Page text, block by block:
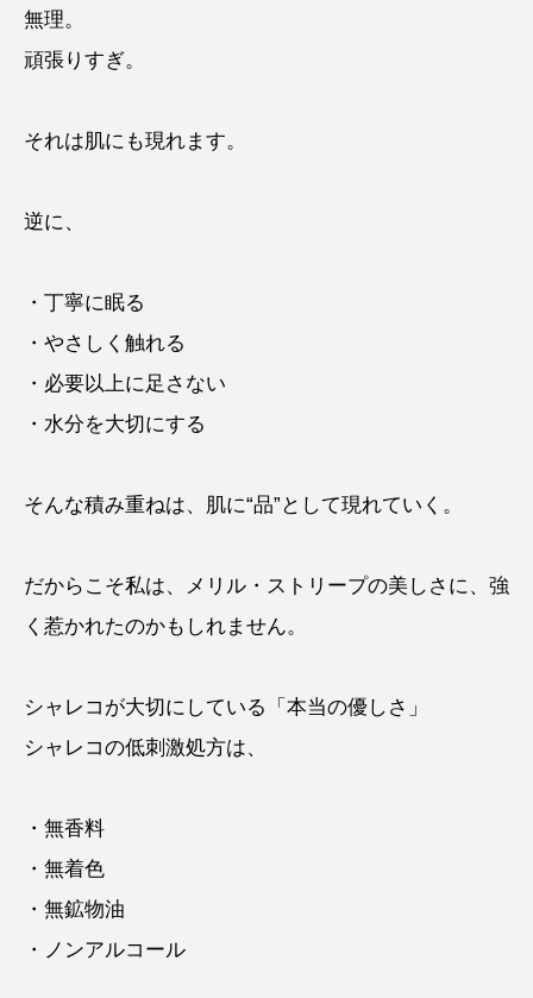
無理。
頑張りすぎ。
それは肌にも現れます。
逆に、
・丁寧に眠る
・やさしく触れる
・必要以上に足さない
・水分を大切にする
そんな積み重ねは、肌に“品”として現れていく。
だからこそ私は、メリル・ストリープの美しさに、強
く惹かれたのかもしれません。
シャレコが大切にしている「本当の優しさ」
シャレコの低刺激処方は、
・無香料
・無着色
・無鉱物油
・ノンアルコール